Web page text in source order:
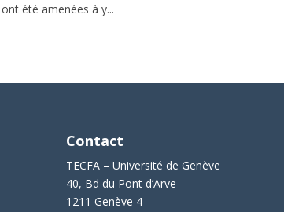
été amenées à y...
Contact
TECFA – Université de Genève
40, Bd du Pont d’Arve
1211 Genève 4